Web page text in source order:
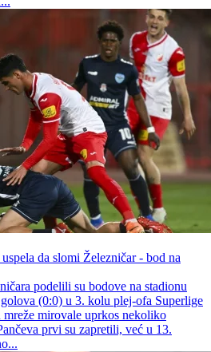
da slomi Železničar - bod na
podelili su bodove na stadionu
(0:0) u 3. kolu plej-ofa Superlige
mirovale uprkos nekoliko
prvi su zapretili, već u 13.